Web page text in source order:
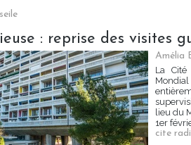
: reprise des visites
Amélia
La Cité
lieu du
1er
cite